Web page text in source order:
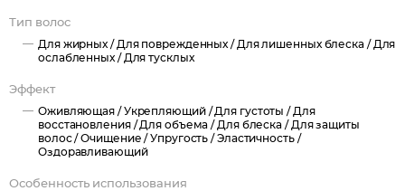
Внимание! Дизайн упаковки в ассортименте, зависит от
наличия на складе.
Тип волос
Для жирных / Для поврежденных / Для лишенных блеска / Для
ослабленных / Для тусклых
Эффект
Оживляющая /Укрепляющий /Для густоты / Для
восстановления /Для объема / Для блеска / Для защиты
волос /Очищение /Упругость /Эластичность /
Оздоравливающий
Особенность использования